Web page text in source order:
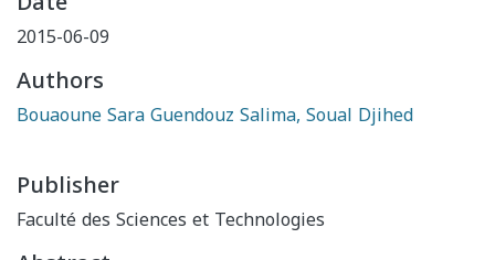
2015-06-09
Authors
Bouaoune Sara Guendouz Salima, Soual Djihed
Publisher
Faculté des Sciences et Technologies